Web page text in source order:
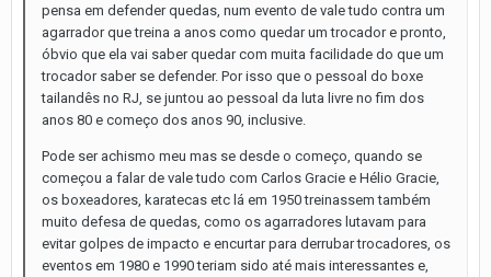
pensa em defender quedas, num evento de vale tudo contra um
agarrador que treina a anos como quedar um trocador e pronto,
óbvio que ela vai saber quedar com muita facilidade do que um
trocador saber se defender. Por isso que o pessoal do boxe
tailandês no RJ, se juntou ao pessoal da luta livre no fim dos
anos 80 e começo dos anos 90, inclusive.
Pode ser achismo meu mas se desde o começo, quando se
começou a falar de vale tudo com Carlos Gracie e Hélio Gracie,
os boxeadores, karatecas etc lá em 1950 treinassem também
muito defesa de quedas, como os agarradores lutavam para
evitar golpes de impacto e encurtar para derrubar trocadores, os
eventos em 1980 e 1990 teriam sido até mais interessantes e,